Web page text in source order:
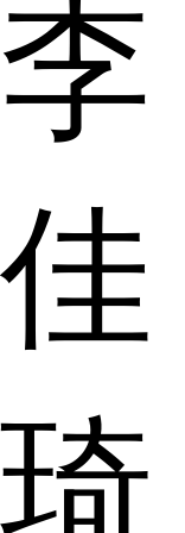
李
佳
琦